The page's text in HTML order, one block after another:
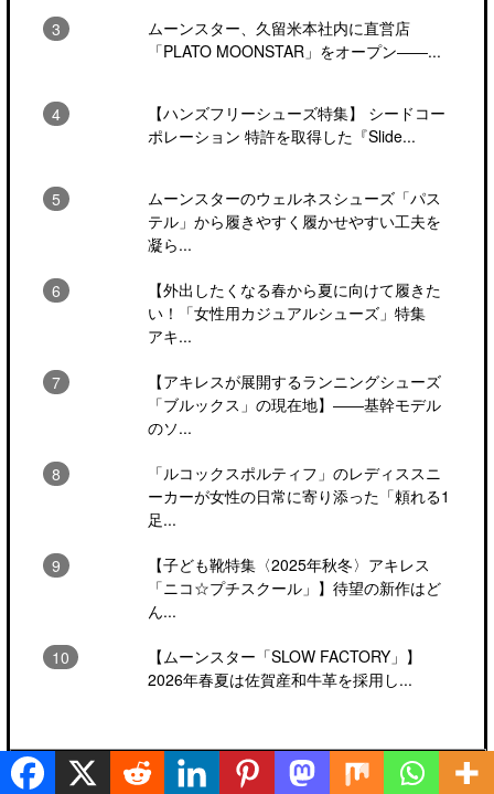
ムーンスター、久留米本社内に直営店
「PLATO MOONSTAR」をオープン――...
【ハンズフリーシューズ特集】 シードコー
ポレーション 特許を取得した『Slide...
ムーンスターのウェルネスシューズ「パス
テル」から履きやすく履かせやすい工夫を
凝ら...
【外出したくなる春から夏に向けて履きた
い！「女性用カジュアルシューズ」特集
アキ...
【アキレスが展開するランニングシューズ
「ブルックス」の現在地】――基幹モデル
のソ...
「ルコックスポルティフ」のレディススニ
ーカーが女性の日常に寄り添った「頼れる1
足...
【子ども靴特集〈2025年秋冬〉アキレス
「ニコ☆プチスクール」】待望の新作はど
ん...
【ムーンスター「SLOW FACTORY」】
2026年春夏は佐賀産和牛革を採用し...